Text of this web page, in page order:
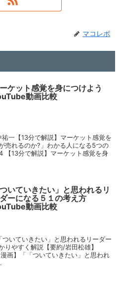
マコレボ
ケット感覚を身につけよう
動画比較
一【13分で解説】マーケット感覚を
売れるのか?」わかる人になる5つの
13分で解説】マーケット感覚を身
ついていきたい」と思われるリ
ーになる５１の考え方
動画比較
いていきたい」と思われるリーダー
やすく解説【要約/岩田松雄】
画】「「ついていきたい」と思われ